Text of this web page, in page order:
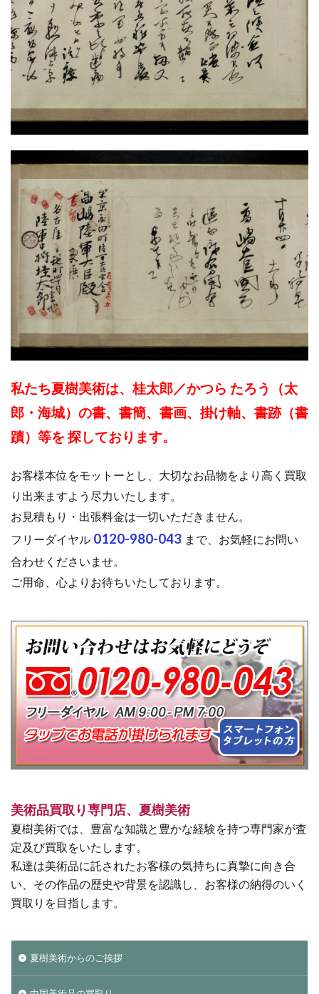
私たち夏樹美術は、桂太郎／かつら たろう（太
郎・海城）の書、書簡、書画、掛け軸、書跡（書
蹟）等を 探しております。
お客様本位をモットーとし、大切なお品物をより高く買取
り出来ますよう尽力いたします。
お見積もり・出張料金は一切いただきません。
フリーダイヤル 0120-980-043 まで、お気軽にお問い
合わせくださいませ。
ご用命、心よりお待ちいたしております。
美術品買取り専門店、夏樹美術
夏樹美術では、豊富な知識と豊かな経験を持つ専門家が査
定及び買取をいたします。
私達は美術品に託されたお客様の気持ちに真摯に向き合
い、その作品の歴史や背景を認識し、お客様の納得のいく
買取りを目指します。
夏樹美術からのご挨拶